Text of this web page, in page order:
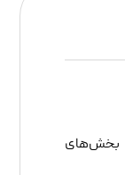
بخش‌های